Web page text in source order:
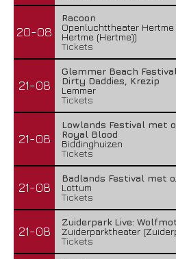
20-08
Racoon
Openluchttheater
Hertme (Hertme))
Tickets
21-08
Glemmer Beach
Dirty Daddies, Krezip
Lemmer
Tickets
21-08
Lowlands Festival met
Royal Blood
Biddinghuizen
Tickets
21-08
Badlands Festival met
Lottum
Tickets
21-08
Zuiderpark Live:
Zuiderparktheater
Tickets